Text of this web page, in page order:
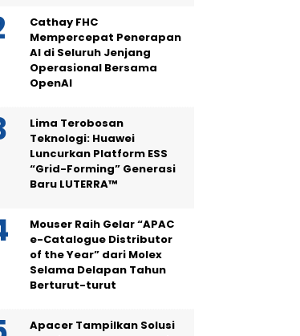
Cathay FHC
Mempercepat Penerapan
AI di Seluruh Jenjang
Operasional Bersama
OpenAI
Lima Terobosan
Teknologi: Huawei
Luncurkan Platform ESS
“Grid-Forming” Generasi
Baru LUTERRA™
Mouser Raih Gelar “APAC
e-Catalogue Distributor
of the Year” dari Molex
Selama Delapan Tahun
Berturut-turut
Apacer Tampilkan Solusi